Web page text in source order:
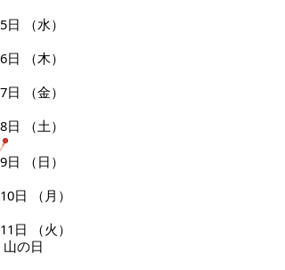
5日
（水）
6日
（木）
7日
（金）
8日
（土）
9日
（日）
10日
（月）
11日
（火）
山の日